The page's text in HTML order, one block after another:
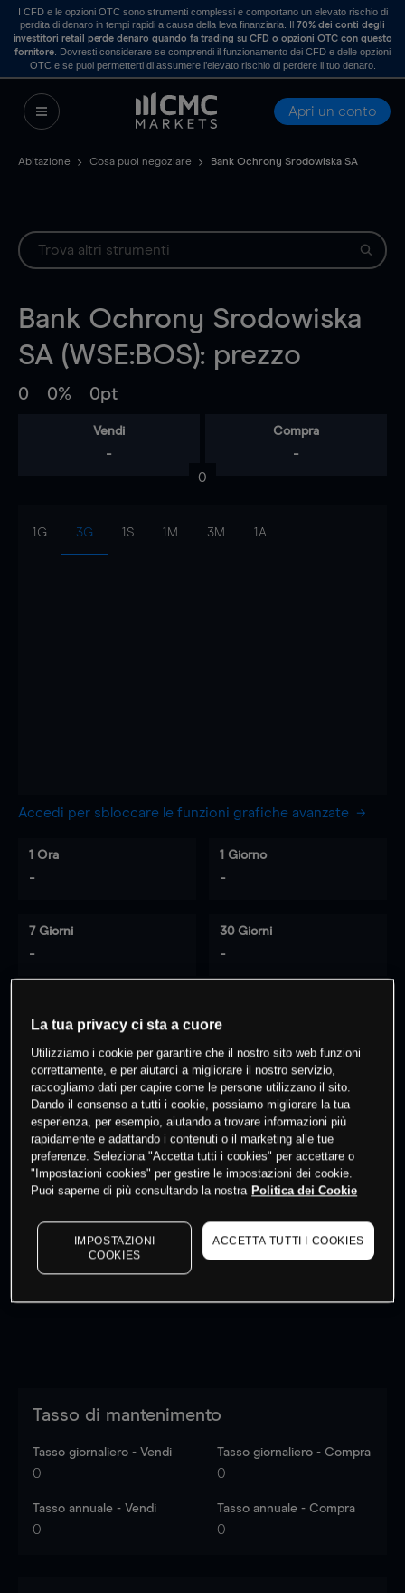
I CFD e le opzioni OTC sono strumenti complessi e comportano un elevato rischio di
perdita di denaro in tempi rapidi a causa della leva finanziaria. Il70% dei conti degli
investitori retail perde denaro quando fa trading su CFD o opzioni OTC con questo
fornitore . Dovresti considerare se comprendi il funzionamento dei CFD e delle opzioni
OTC e se puoi permetterti di assumere l’elevato rischio di perdere il tuo denaro.
Apri un conto
Abitazione Cosa puoi negoziare Bank Ochrony Srodowiska SA
Bank Ochrony Srodowiska
SA (WSE:BOS): prezzo
0 0% 0pt
Vendi
-
Compra
-
0
1G 3G 1S 1M 3M 1A
Accedi per sbloccare le funzioni grafiche avanzate
1 Ora
-
1 Giorno
-
7 Giorni
-
30 Giorni
-
0 % dei clienti hanno posizioni
questo prodotto
Fai trading
I prezzi sono solo indicativi. Accediper vedere gli ultimi
dati di mercato
to see latest market data
Tasso di mantenimento
Tasso giornaliero - Vendi
0
Tasso giornaliero - Compra
0
Tasso annuale - Vendi
0
Tasso annuale - Compra
0
La tua privacy ci sta a cuore
Utilizziamo i cookie per garantire che il nostro sito web funzioni
correttamente, e per aiutarci a migliorare il nostro servizio,
raccogliamo dati per capire come le persone utilizzano il sito.
Dando il consenso a tutti i cookie, possiamo migliorare la tua
esperienza, per esempio, aiutando a trovare informazioni più
rapidamente e adattando i contenuti o il marketing alle tue
preferenze. Seleziona "Accetta tutti i cookies" per accettare o
"Impostazioni cookies" per gestire le impostazioni dei cookie.
Puoi saperne di più consultando la nostra Politica dei Cookie
IMPOSTAZIONI
COOKIES
ACCETTA TUTTI I COOKIES